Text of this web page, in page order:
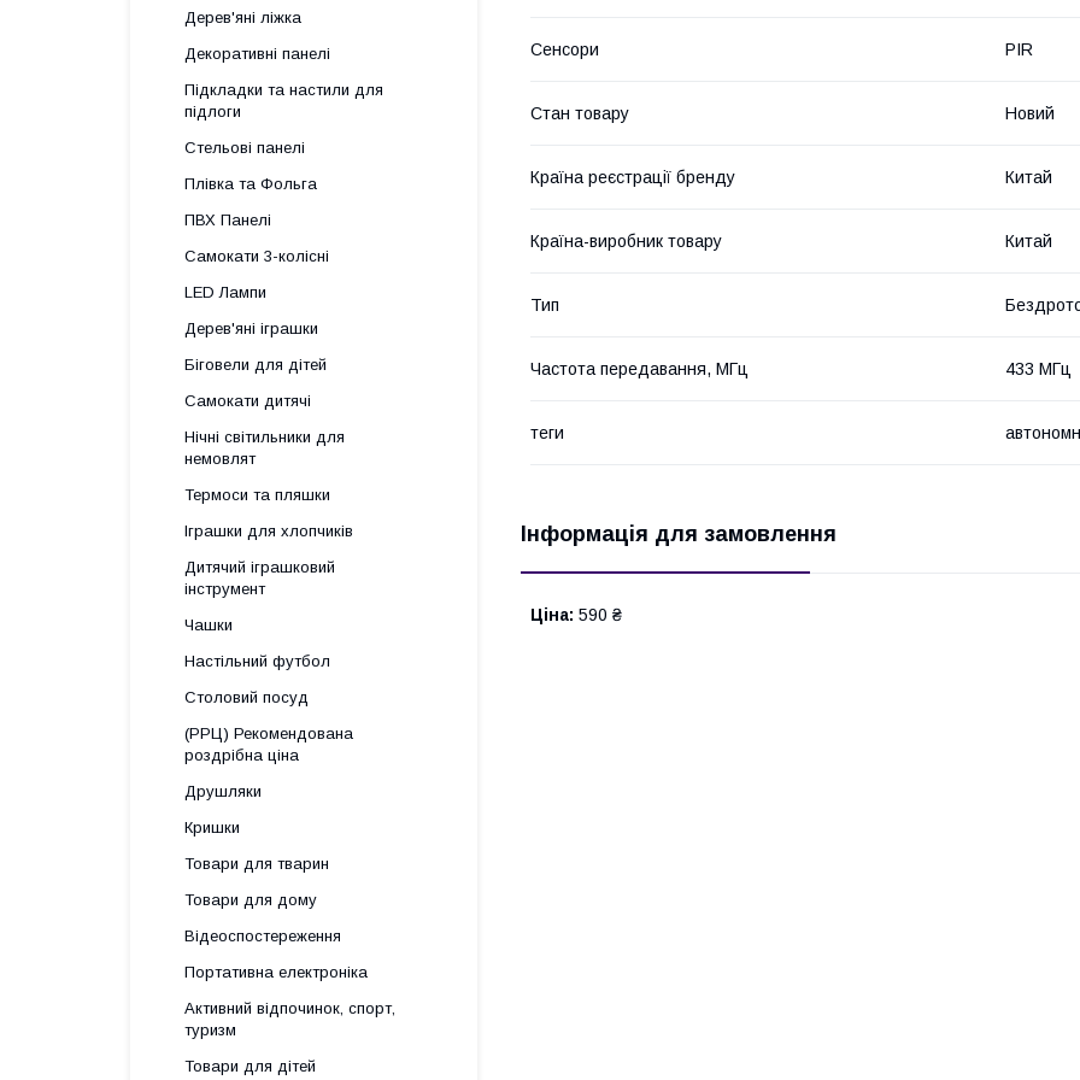
Сенсори PIR
Стан товару Новий
Країна реєстрації бренду Китай
Країна-виробник товару Китай
Тип
Частота передавання, МГц 433 МГц
теги
Інформація для замовлення
Ціна: 590 ₴
Дерев'яні ліжка
Декоративні панелі
Підкладки та настили для
підлоги
Стельові панелі
Плівка та Фольга
ПВХ Панелі
Самокати 3-колісні
LED Лампи
Дерев'яні іграшки
Біговели для дітей
Самокати дитячі
Нічні світильники для
немовлят
Термоси та пляшки
Іграшки для хлопчиків
Дитячий іграшковий
інструмент
Чашки
Настільний футбол
Столовий посуд
(РРЦ) Рекомендована
роздрібна ціна
Друшляки
Кришки
Товари для тварин
Товари для дому
Відеоспостереження
Портативна електроніка
Активний відпочинок, спорт,
туризм
Товари для дітей